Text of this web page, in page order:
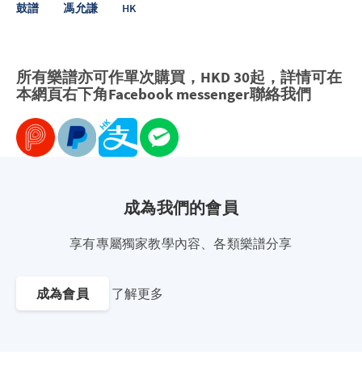
鼓譜 馮允謙 HK
所有樂譜亦可作單次購買，HKD 30起，詳情可在
本網頁右下角Facebook messenger聯絡我們
成為我們的會員
享有專屬獨家教學內容、各類樂譜分享
成為會員 了解更多